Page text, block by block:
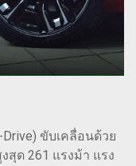
ขับเคลื่อนด้วย
สุด 261 แรงม้า แรง